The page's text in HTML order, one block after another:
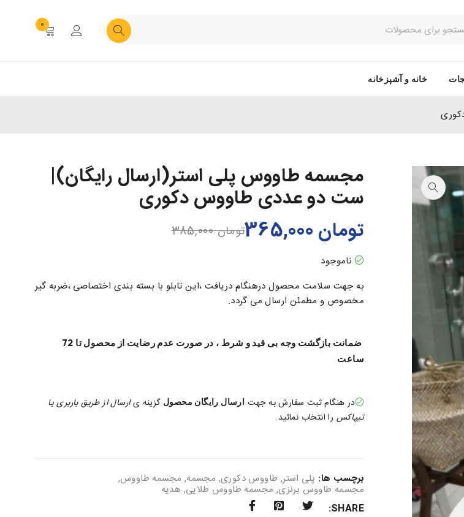
0
خانه و آشپزخانه
مجسمه طاووس پلی استر(ارسال رایگان)|
ست دو عددی طاووس دکوری
تومان385,000 تومان
ناموجود
به جهت سلامت محصول درهنگام دریافت ،این تابلو با بسته بندی اختصاصی ،ضربه گیر
مخصوص و مطمئن ارسال می گردد.
ضمانت بازگشت وجه بی قید و شرط ، در صورت عدم رضایت از محصول تا 72
ساعت
در هنگام ثبت سفارش به جهت ارسال رایگان محصول گزینه یارسال از طریق باربری یا
تیپاکس را انتخاب نمائید.
برچسب ها: پلی استر, طاووس دکوری, مجسمه, مجسمه طاووس,
مجسمه طاووس برنزی, مجسمه طاووس طلایی, هدیه
SHARE: